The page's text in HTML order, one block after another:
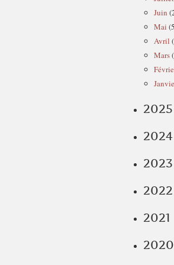
Juin
Mai
Avril
Mars
2025
2024
2023
2022
2021
2020